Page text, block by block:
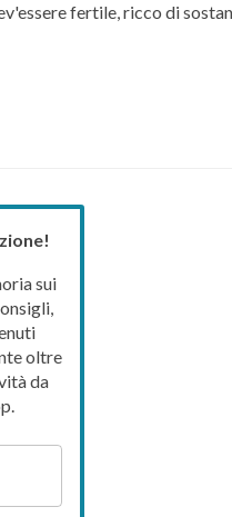
fertile, ricco di
sui
oltre
da